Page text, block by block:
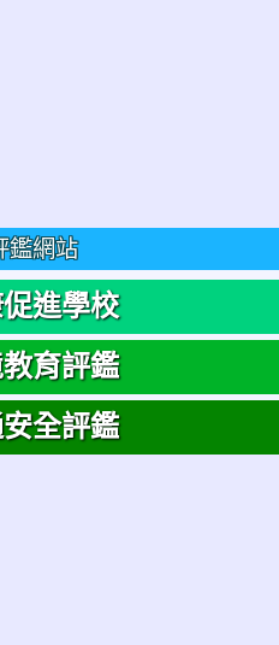
鑑網站
進學校
育評鑑
全評鑑